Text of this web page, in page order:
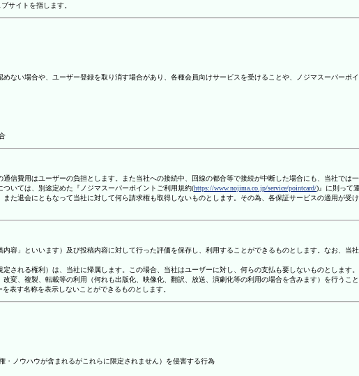
サイトを指します。
ない場合や、ユーザー登録を取り消す場合があり、各種会員向けサービスを受けることや、ノジマスーパーポ
信費用はユーザーの負担とします。また当社への接続中、回線の都合等で接続が中断した場合にも、当社では一
いては、別途定めた『ノジマスーパーポイントご利用規約(https://www.nojima.co.jp/service/pointcard/)』に則って
た退会にともなって当社に対して何ら請求権も取得しないものとします。その為、各保証サービスの適用が
容」といいます）及び投稿内容に対して行った評価を保存し、利用することができるものとします。なお、
される権利）は、当社に帰属します。この場合、当社はユーザーに対し、何らの支払も要しないものとします。
変、複製、転載等の利用（何れも出版化、映像化、翻訳、放送、演劇化等の利用の場合を含みます）を行う
表す名称を表示しないことができるものとします。
ノウハウが含まれるがこれらに限定されません）を侵害する行為